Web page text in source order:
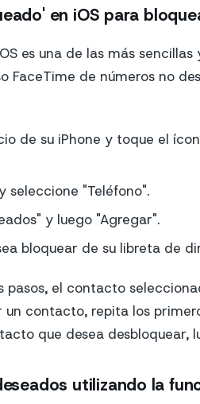
en iOS para
es una de las más
FaceTime de números no
de su iPhone y toque el
seleccione "Teléfono".
y luego "Agregar".
bloquear de su libreta de
pasos, el contacto
un contacto, repita los
que desea desbloquear,
utilizando la